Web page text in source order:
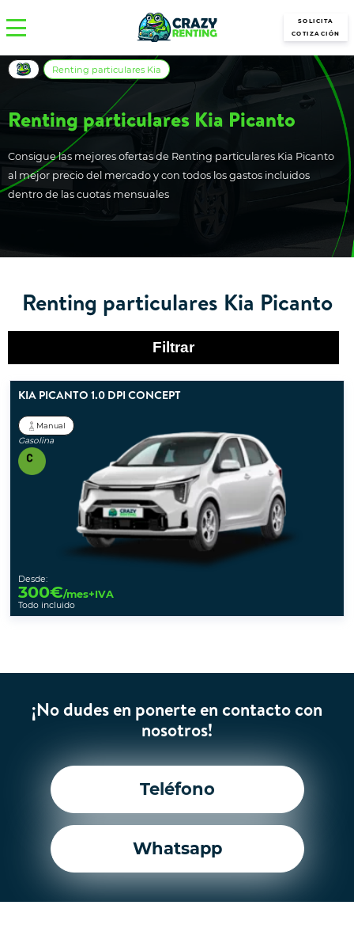
SOLICITA
COTIZACIÓN
Renting particulares Kia Picanto
Consigue las mejores ofertas de Renting particulares Kia Picanto
al mejor precio del mercado y con todos los gastos incluidos
dentro de las cuotas mensuales
Renting particulares Kia
Renting particulares Kia Picanto
Filtrar
KIA PICANTO 1.0 DPI CONCEPT
Manual
Gasolina
Desde:
300€/mes+IVA
Todo incluido
¡No dudes en ponerte en contacto con
nosotros!
Teléfono
Whatsapp